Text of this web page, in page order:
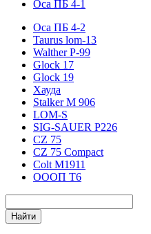
Оса ПБ 4-1
Оса ПБ 4-2
Taurus lom-13
Walther P-99
Glock 17
Glock 19
Хауда
Stalker М 906
LOM-S
SIG-SAUER P226
CZ 75
CZ 75 Compact
Colt M1911
ОООП Т6